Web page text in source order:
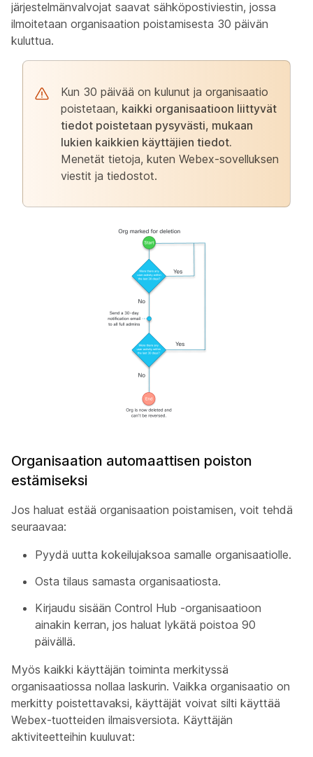
järjestelmänvalvojat saavat sähköpostiviestin, jossa
ilmoitetaan organisaation poistamisesta 30 päivän
kuluttua.
Kun 30 päivää on kulunut ja organisaatio
poistetaan, kaikki organisaatioon liittyvät
tiedot poistetaan pysyvästi, mukaan
lukien kaikkien käyttäjien tiedot.
Menetät tietoja, kuten Webex-sovelluksen
viestit ja tiedostot.
Organisaation automaattisen poiston
estämiseksi
Jos haluat estää organisaation poistamisen, voit tehdä
seuraavaa:
Pyydä uutta kokeilujaksoa samalle organisaatiolle.
Osta tilaus samasta organisaatiosta.
Kirjaudu sisään Control Hub -organisaatioon
ainakin kerran, jos haluat lykätä poistoa 90
päivällä.
Myös kaikki käyttäjän toiminta merkityssä
organisaatiossa nollaa laskurin. Vaikka organisaatio on
merkitty poistettavaksi, käyttäjät voivat silti käyttää
Webex-tuotteiden ilmaisversiota. Käyttäjän
aktiviteetteihin kuuluvat: